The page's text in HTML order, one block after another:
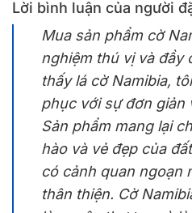
Lời bình luận của người
Mua sản phẩm cờ
nghiệm thú vị và đầy
thấy lá cờ Namibia,
phục với sự đơn giản
Sản phẩm mang lại
hào và vẻ đẹp của
có cảnh quan ngoạn
thân thiện. Cờ